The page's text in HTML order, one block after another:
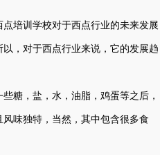
培训学校对于西点行业的未来发展
，对于西点行业来说，它的发展趋
糖，盐，水，油脂，鸡蛋等之后，
味独特，当然，其中包含很多食